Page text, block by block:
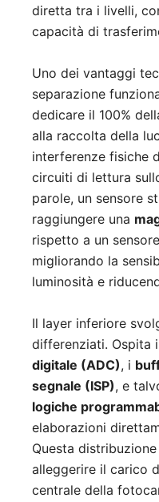
diretta tra i livelli,
capacità di
Uno dei vantaggi
separazione
dedicare il 100%
alla raccolta della
interferenze fisiche
circuiti di lettura
parole, un sensore
raggiungere una
rispetto a un
migliorando la
luminosità e
Il layer inferiore
differenziati. Ospita i
digitale (ADC), i
segnale (ISP), e
logiche
elaborazioni
Questa
alleggerire il carico
centrale della